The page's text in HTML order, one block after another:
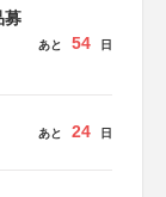
募
あと 54 日
あと 24 日